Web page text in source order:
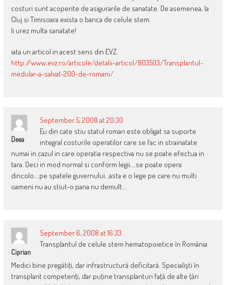
costuri sunt acoperite de asigurarile de sanatate. De asemenea, la
Cluj si Timisoara exista o banca de celule stem.
Ii urez multa sanatate!
iata un articol in acest sens din EVZ.
http://www.evz.ro/articole/detalii-articol/803503/Transplantul-
medular-a-salvat-200-de-romani/
Deea
September 5, 2008 at 20:30
Eu din cate stiu statul roman este obligat sa suporte
integral costurile operatilor care se fac in strainatate
numai in cazul in care operatia respectiva nu se poate efectua in
tara. Deci in mod normal si conform legii….se poate opera
dincolo….pe spatele guvernului…asta e o lege pe care nu multi
oameni nu au stiut-o pana nu demult…
Ciprian
September 6, 2008 at 16:33
Transplantul de celule stem hematopoietice în România
Medici bine pregătiţi, dar infrastructură deficitară. Specialişti în
transplant compe­tenţi, dar puţine transplanturi faţă de alte ţări